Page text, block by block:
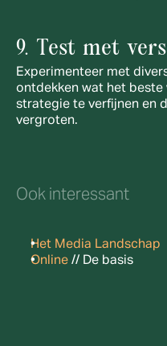
9. Test met
Experimenteer met
ontdekken wat het
strategie te verfijnen en
vergroten.
Ook interessant
Het Media Landschap
Online // De basis